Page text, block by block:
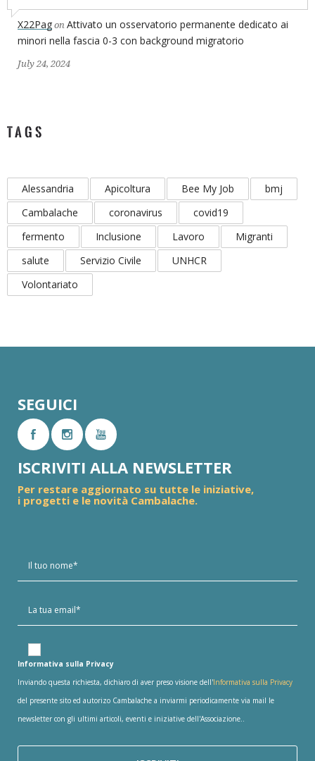
X22Pag on Attivato un osservatorio permanente dedicato ai
minori nella fascia 0-3 con background migratorio
July 24, 2024
TAGS
Alessandria Apicoltura Bee My Job
bmj
Cambalache
coronavirus
covid19
fermento
Inclusione Lavoro
Migranti
salute
Servizio Civile
UNHCR
Volontariato
SEGUICI
ISCRIVITI ALLA NEWSLETTER
Per restare aggiornato su tutte le iniziative,
i progetti e le novità Cambalache.
Informativa sulla Privacy
Inviando questa richiesta, dichiaro di aver preso visione dell'Informativa sulla Privacy
del presente sito ed autorizo Cambalache a inviarmi periodicamente via mail le
newsletter con gli ultimi articoli, eventi e iniziative dell'Associazione..